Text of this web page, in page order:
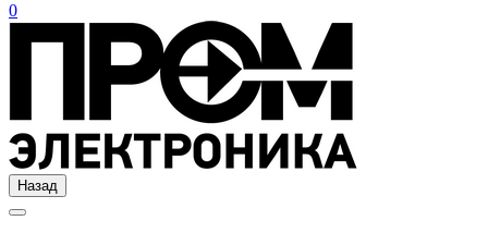
0
Назад